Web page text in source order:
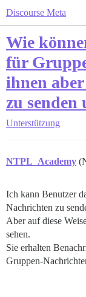
Discourse Meta
Wie
für
ihnen
zu senden
Unterstützung
NTPL_Academy
Ich kann Benutzer
Nachrichten zu
Aber auf diese
sehen.
Sie erhalten
Gruppen-